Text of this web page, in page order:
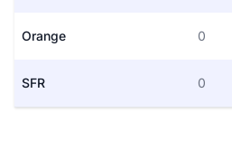
Orange 0
SFR 0